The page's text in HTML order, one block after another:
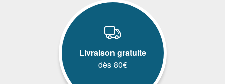
Livraison gratuite
dès 80€